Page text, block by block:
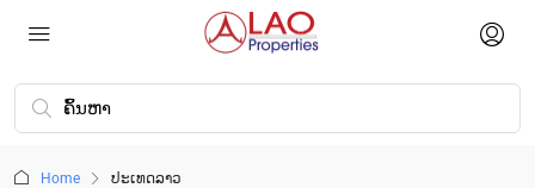
Home ປະເທດລາວ